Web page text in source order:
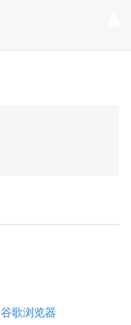
谷歌浏览器